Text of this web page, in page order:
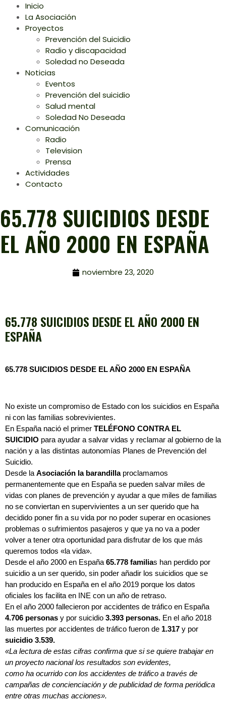
Inicio
La Asociación
Proyectos
Prevención del Suicidio
Radio y discapacidad
Soledad no Deseada
Noticias
Eventos
Prevención del suicidio
Salud mental
Soledad No Deseada
Comunicación
Radio
Television
Prensa
Actividades
Contacto
65.778 SUICIDIOS DESDE
EL AÑO 2000 EN ESPAÑA
noviembre 23, 2020
65.778 SUICIDIOS DESDE EL AÑO 2000 EN
ESPAÑA
65.778 SUICIDIOS DESDE EL AÑO 2000 EN ESPAÑA
No existe un compromiso de Estado con los suicidios en España
ni con las familias sobrevivientes.
En España nació el primer TELÉFONO CONTRA EL
SUICIDIO para ayudar a salvar vidas y reclamar al gobierno de la
nación y a las distintas autonomías Planes de Prevención del
Suicidio.
Desde la Asociación la barandillaproclamamos
permanentemente que en España se pueden salvar miles de
vidas con planes de prevención y ayudar a que miles de familias
no se conviertan en supervivientes a un ser querido que ha
decidido poner fin a su vida por no poder superar en ocasiones
problemas o sufrimientos pasajeros y que ya no va a poder
volver a tener otra oportunidad para disfrutar de los que más
queremos todos «la vida».
Desde el año 2000 en España 65.778 familias han perdido por
suicidio a un ser querido, sin poder añadir los suicidios que se
han producido en España en el año 2019 porque los datos
oficiales los facilita en INE con un año de retraso.
En el año 2000 fallecieron por accidentes de tráfico en España
4.706 personas y por suicidio 3.393 personas. En el año 2018
las muertes por accidentes de tráfico fueron de 1.317 y por
suicidio 3.539.
«La lectura de estas cifras confirma que si se quiere trabajar en
un proyecto nacional los resultados son evidentes,
como ha ocurrido con los accidentes de tráfico a través de
campañas de concienciación y de publicidad de forma periódica
entre otras muchas acciones».